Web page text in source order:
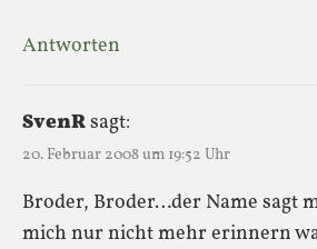
Antworten
SvenRsagt:
20. Februar 2008 um 19:52 Uhr
Broder, Broder…der Name sagt
mich nur nicht mehr erinnern